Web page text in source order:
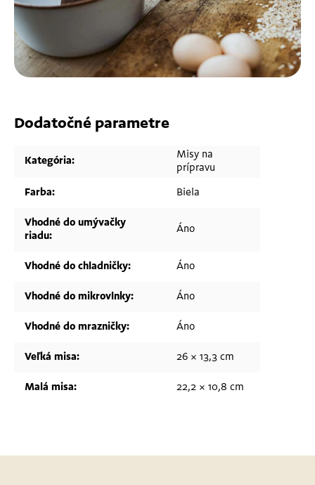
Dodatočné parametre
Kategória:
Misy na
prípravu
Farba: Biela
Vhodné do umývačky
riadu:
Áno
Vhodné do chladničky: Áno
Vhodné do mikrovlnky: Áno
Vhodné do mrazničky: Áno
Veľká misa: 26 × 13,3 cm
Malá misa: 22,2 × 10,8 cm